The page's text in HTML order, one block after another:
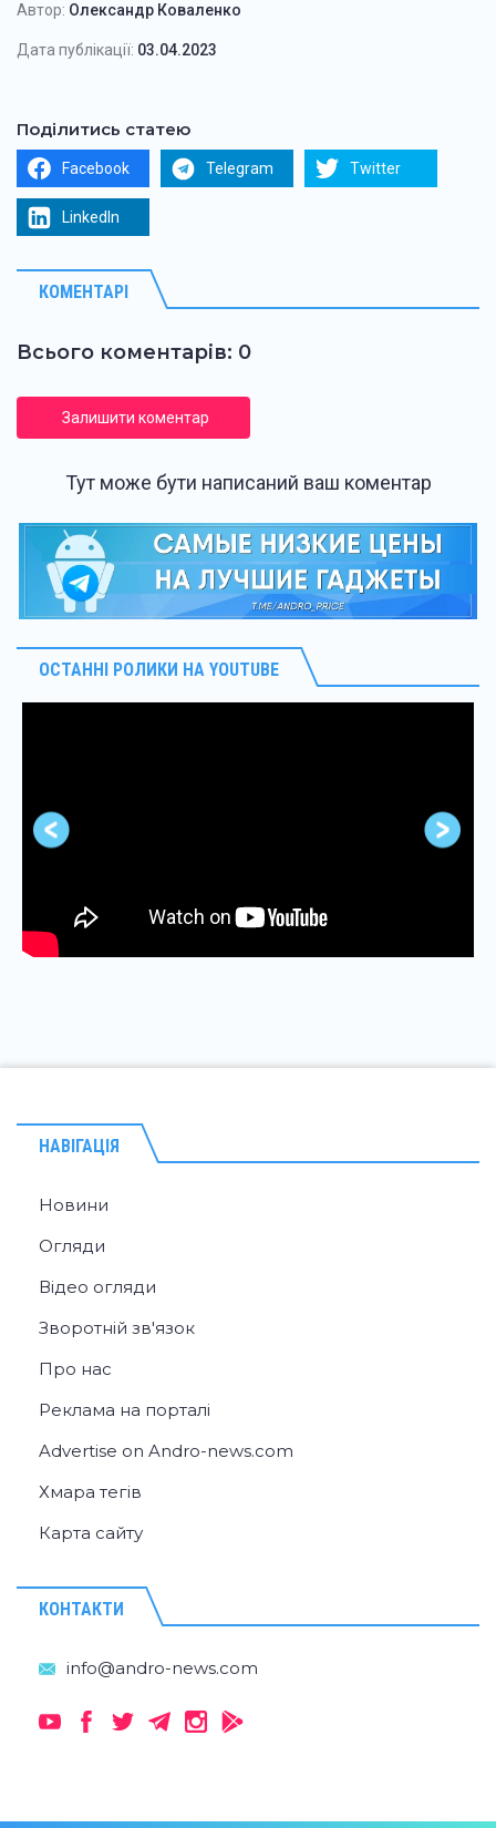
Автор: Олександр Коваленко
Дата публікації: 03.04.2023
Поділитись статею
Facebook Telegram Twitter
LinkedIn
КОМЕНТАРІ
Всього коментарів: 0
Залишити коментар
Тут може бути написаний ваш коментар
ОСТАННІ РОЛИКИ НА YOUTUBE
НАВІГАЦІЯ
Новини
Огляди
Відео огляди
Зворотній зв'язок
Про нас
Реклама на порталі
Advertise on Andro-news.com
Хмара тегів
Карта сайту
КОНТАКТИ